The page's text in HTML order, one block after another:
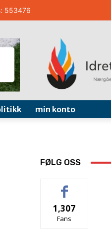
553476
min konto
FØLG OSS
1,307
Fans